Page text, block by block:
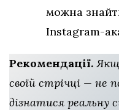
можна
Instagram-
Рекомендації.
своїй стрічці —
дізнатися реальну